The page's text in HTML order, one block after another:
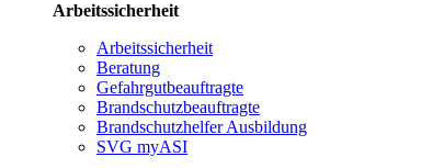
Arbeitssicherheit
Arbeitssicherheit
Beratung
Gefahrgutbeauftragte
Brandschutzbeauftragte
Brandschutzhelfer Ausbildung
SVG myASI